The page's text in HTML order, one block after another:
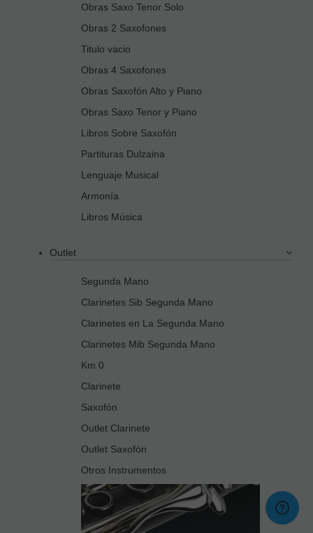
Obras Saxo Tenor Solo
Obras 2 Saxofones
Titulo vacio
Obras 4 Saxofones
Obras Saxofón Alto y Piano
Obras Saxo Tenor y Piano
Libros Sobre Saxofón
Partituras Dulzaina
Lenguaje Musical
Armonía
Libros Música
Outlet
Segunda Mano
Clarinetes Sib Segunda Mano
Clarinetes en La Segunda Mano
Clarinetes Mib Segunda Mano
Km 0
Clarinete
Saxofón
Outlet Clarinete
Outlet Saxofón
Otros Instrumentos